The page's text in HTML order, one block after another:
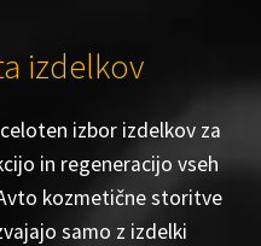
izdelkov
izbor izdelkov za
in regeneracijo vseh
kozmetične storitve
samo z izdelki